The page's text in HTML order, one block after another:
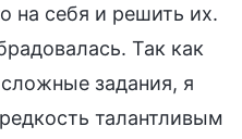
на себя и решить их.
Так как
задания, я
талантливым